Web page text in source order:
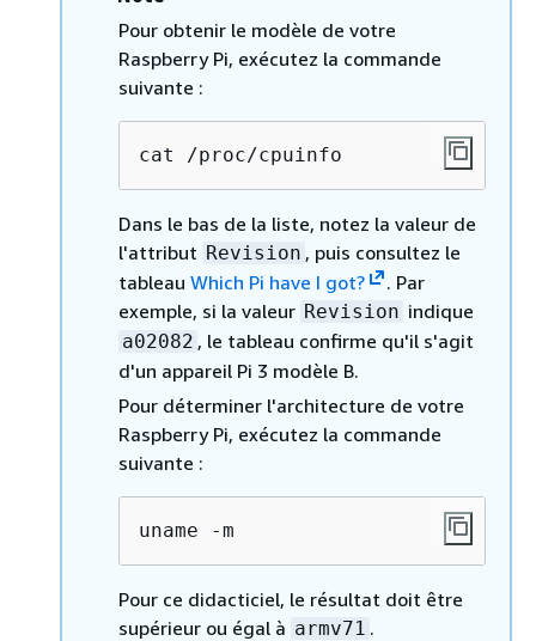
Pour obtenir le modèle de votre
Raspberry Pi, exécutez la commande
suivante :
cat /proc/cpuinfo
Dans le bas de la liste, notez la valeur de
l'attribut Revision , puis consultez le
tableau Which Pi have I got?
. Par
exemple, si la valeur Revision indique
a02082 , le tableau confirme qu'il s'agit
d'un appareil Pi 3 modèle B.
Pour déterminer l'architecture de votre
Raspberry Pi, exécutez la commande
suivante :
uname -m
Pour ce didacticiel, le résultat doit être
supérieur ou égal à armv71 .